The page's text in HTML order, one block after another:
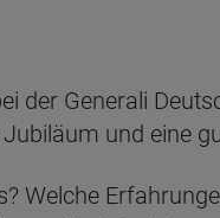
der Generali
und eine
Welche